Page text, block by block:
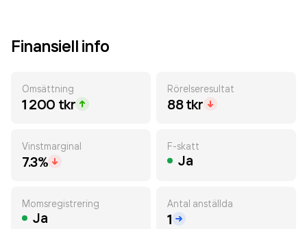
Finansiell info
Omsättning
1 200 tkr
Rörelseresultat
88 tkr
Vinstmarginal
7.3%
F-skatt
Ja
Momsregistrering
Ja
Antal anställda
1